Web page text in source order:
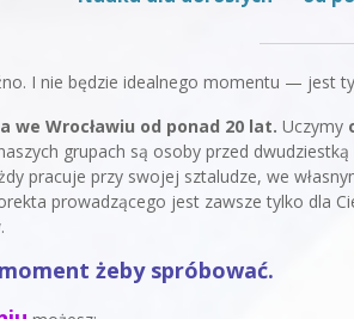
I nie będzie idealnego momentu — jest
we Wrocławiu od ponad 20 lat. Uczymy
grupach są osoby przed
pracuje przy swojej sztaludze, we
prowadzącego jest zawsze tylko dla
żeby spróbować.